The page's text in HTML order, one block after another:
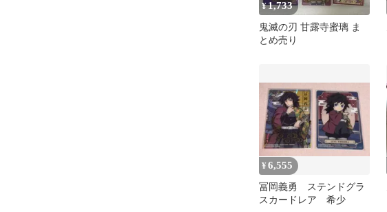
¥1,733
鬼滅の刃 甘露寺蜜璃 ま
とめ売り
¥6,555
冨岡義勇 ステンドグラ
スカードレア 希少